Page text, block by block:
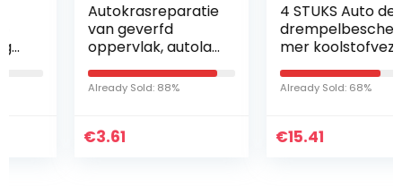
Autokrasreparatie
van geverfd
oppervlak, autolak
Retoucheerpen
Muurkrasreparatie
Already Sold: 88%
4 STUKS Auto deur
drempelbescher
mer koolstofvezel
deur sill decor
sticker voor op-el
Already Sold: 68%